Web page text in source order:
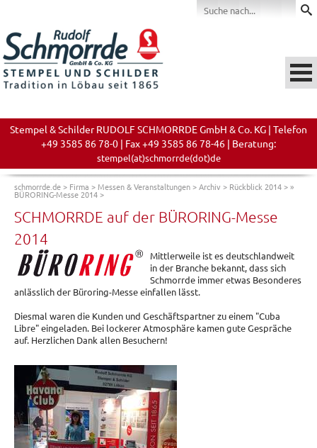
Stempel & Schilder RUDOLF SCHMORRDE GmbH & Co. KG | Telefon
+49 3585 86 78-0 | Fax +49 3585 86 78-46 | Beratung:
stempel(at)schmorrde(dot)de
schmorrde.de> Firma > Messen & Veranstaltungen>Archiv > Rückblick 2014>»
BÜRORING-Messe 2014>
SCHMORRDE auf der BÜRORING-Messe
2014
Mittlerweile ist es deutschlandweit
in der Branche bekannt, dass sich
Schmorrde immer etwas Besonderes
anlässlich der Büroring-Messe einfallen lässt.
Diesmal waren die Kunden und Geschäftspartner zu einem "Cuba
Libre" eingeladen. Bei lockerer Atmosphäre kamen gute Gespräche
auf. Herzlichen Dank allen Besuchern!